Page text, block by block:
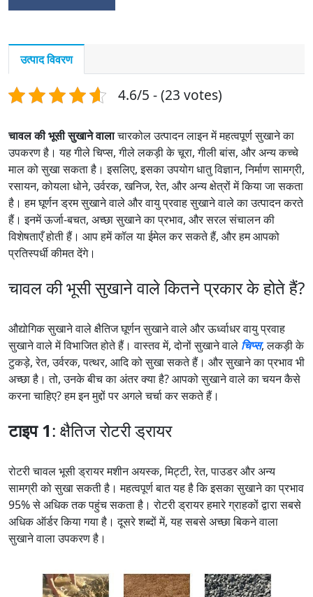
उत्पाद विवरण
4.6/5 - (23 votes)
चावल की भूसी सुखाने वालाचारकोल उत्पादन लाइन में महत्वपूर्ण सुखाने का
उपकरण है। यह गीले चिप्स, गीले लकड़ी के चूरा, गीली बांस, और अन्य कच्चे
माल को सुखा सकता है। इसलिए, इसका उपयोग धातु विज्ञान, निर्माण सामग्री,
रसायन, कोयला धोने, उर्वरक, खनिज, रेत, और अन्य क्षेत्रों में किया जा सकता
है। हम घूर्णन ड्रम सुखाने वाले और वायु प्रवाह सुखाने वाले का उत्पादन करते
हैं। इनमें ऊर्जा-बचत, अच्छा सुखाने का प्रभाव, और सरल संचालन की
विशेषताएँ होती हैं। आप हमें कॉल या ईमेल कर सकते हैं, और हम आपको
प्रतिस्पर्धी कीमत देंगे।
चावल की भूसी सुखाने वाले कितने प्रकार के होते हैं?
औद्योगिक सुखाने वाले क्षैतिज घूर्णन सुखाने वाले और ऊर्ध्वाधर वायु प्रवाह
सुखाने वाले में विभाजित होते हैं। वास्तव में, दोनों सुखाने वाले चिप्स, लकड़ी के
टुकड़े, रेत, उर्वरक, पत्थर, आदि को सुखा सकते हैं। और सुखाने का प्रभाव भी
अच्छा है। तो, उनके बीच का अंतर क्या है? आपको सुखाने वाले का चयन कैसे
करना चाहिए? हम इन मुद्दों पर अगले चर्चा कर सकते हैं।
टाइप 1: क्षैतिज रोटरी ड्रायर
रोटरी चावल भूसी ड्रायर मशीन अयस्क, मिट्टी, रेत, पाउडर और अन्य
सामग्री को सुखा सकती है। महत्वपूर्ण बात यह है कि इसका सुखाने का प्रभाव
95% से अधिक तक पहुंच सकता है। रोटरी ड्रायर हमारे ग्राहकों द्वारा सबसे
अधिक ऑर्डर किया गया है। दूसरे शब्दों में, यह सबसे अच्छा बिकने वाला
सुखाने वाला उपकरण है।